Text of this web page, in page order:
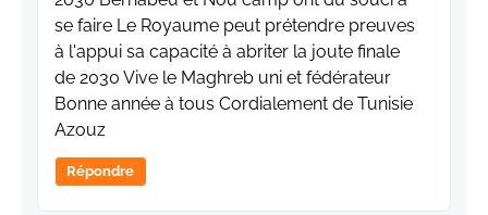
se faire Le Royaume peut prétendre preuves
à l'appui sa capacité à abriter la joute finale
de 2030 Vive le Maghreb uni et fédérateur
Bonne année à tous Cordialement de Tunisie
Azouz
Répondre